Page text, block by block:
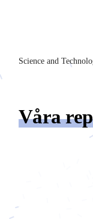
Science and
Våra